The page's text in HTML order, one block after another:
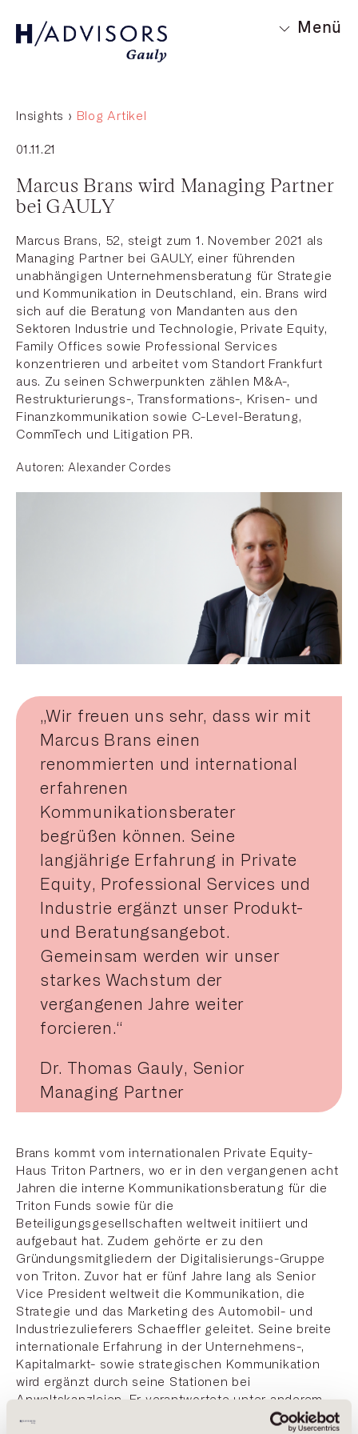
Menü
Insights › Blog Artikel
01.11.21
Marcus Brans wird Managing Partner
bei GAULY
Marcus Brans, 52, steigt zum 1. November 2021 als
Managing Partner bei GAULY, einer führenden
unabhängigen Unternehmensberatung für Strategie
und Kommunikation in Deutschland, ein. Brans wird
sich auf die Beratung von Mandanten aus den
Sektoren Industrie und Technologie, Private Equity,
Family Offices sowie Professional Services
konzentrieren und arbeitet vom Standort Frankfurt
aus. Zu seinen Schwerpunkten zählen M&A-,
Restrukturierungs-, Transformations-, Krisen- und
Finanzkommunikation sowie C-Level-Beratung,
CommTech und Litigation PR.
Autoren: Alexander Cordes
„Wir freuen uns sehr, dass wir mit
Marcus Brans einen
renommierten und international
erfahrenen
Kommunikationsberater
begrüßen können. Seine
langjährige Erfahrung in Private
Equity, Professional Services und
Industrie ergänzt unser Produkt-
und Beratungsangebot.
Gemeinsam werden wir unser
starkes Wachstum der
vergangenen Jahre weiter
forcieren.“
Dr. Thomas Gauly, Senior
Managing Partner
Brans kommt vom internationalen Private Equity-
Haus Triton Partners, wo er in den vergangenen acht
Jahren die interne Kommunikationsberatung für die
Triton Funds sowie für die
Beteiligungsgesellschaften weltweit initiiert und
aufgebaut hat. Zudem gehörte er zu den
Gründungsmitgliedern der Digitalisierungs-Gruppe
von Triton. Zuvor hat er fünf Jahre lang als Senior
Vice President weltweit die Kommunikation, die
Strategie und das Marketing des Automobil- und
Industriezulieferers Schaeffler geleitet. Seine breite
internationale Erfahrung in der Unternehmens-,
Kapitalmarkt- sowie strategischen Kommunikation
wird ergänzt durch seine Stationen bei
Anwaltskanzleien. Er verantwortete unter anderem
bei Allen & Overy sowie Shearman & Sterling die